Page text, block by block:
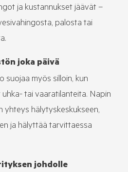
ja kustannukset jäävät –
palosta tai
joka päivä
suojaa myös silloin, kun
tai vaaratilanteita. Napin
yhteys hälytyskeskukseen,
ja hälyttää tarvittaessa
johdolle